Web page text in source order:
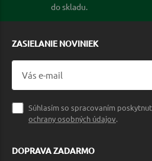
do skladu.
ZASIELANIE NOVINIEK
Súhlasím so spracovaním
ochrany osobných údajov.
DOPRAVA ZADARMO